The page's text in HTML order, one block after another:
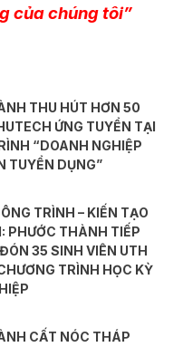
của chúng tôi”
THU HÚT HƠN 50
ỨNG TUYỂN TẠI
“DOANH NGHIỆP
TUYỂN DỤNG”
TRÌNH – KIẾN TẠO
PHƯỚC THÀNH TIẾP
35 SINH VIÊN UTH
TRÌNH HỌC KỲ
CẤT NÓC THÁP